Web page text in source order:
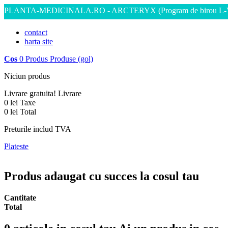
PLANTA-MEDICINALA.RO - ARCTERYX (Program de birou
contact
harta site
Cos 0 Produs Produse (gol)
Niciun produs
Livrare gratuita! Livrare
0 lei Taxe
0 lei Total
Preturile includ TVA
Plateste
Produs adaugat cu succes la cosul tau
Cantitate
Total